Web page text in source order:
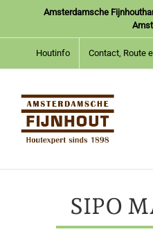
inhoud
Amsterdamsche
Houtinfo Contact, Route
SIPO